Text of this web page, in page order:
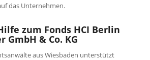
das Unternehmen.
zum Fonds HCI Berlin
GmbH & Co. KG
aus Wiesbaden unterstützt